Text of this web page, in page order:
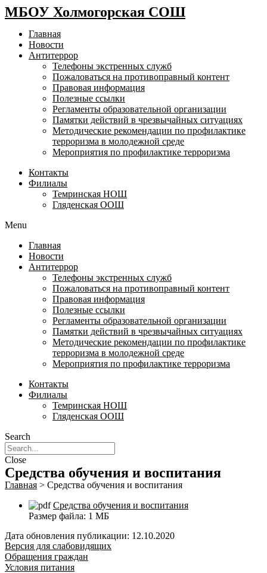
МБОУ Холмогорская СОШ
Главная
Новости
Антитеррор
Телефоны экстренных служб
Пожаловаться на противоправный контент
Правовая информация
Полезные ссылки
Регламенты образовательной организации
Памятки действий в чрезвычайных ситуациях
Методические рекомендации по профилактике
терроризма в молодежной среде
Мероприятия по профилактике терроризма
Контакты
Филиалы
Темринская НОШ
Гляденская ООШ
Menu
Главная
Новости
Антитеррор
Телефоны экстренных служб
Пожаловаться на противоправный контент
Правовая информация
Полезные ссылки
Регламенты образовательной организации
Памятки действий в чрезвычайных ситуациях
Методические рекомендации по профилактике
терроризма в молодежной среде
Мероприятия по профилактике терроризма
Контакты
Филиалы
Темринская НОШ
Гляденская ООШ
Search
Close
Средства обучения и воспитания
Главная > Средства обучения и воспитания
Средства обучения и воспитания
Размер файла: 1 МБ
Дата обновления публикации: 12.10.2020
Версия для слабовидящих
Обращения граждан
Условия питания